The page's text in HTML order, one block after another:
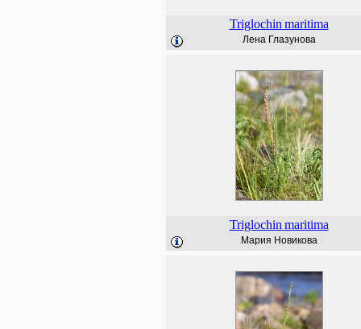
Triglochin maritima
Лена Глазунова
Triglochin maritima
Мария Новикова